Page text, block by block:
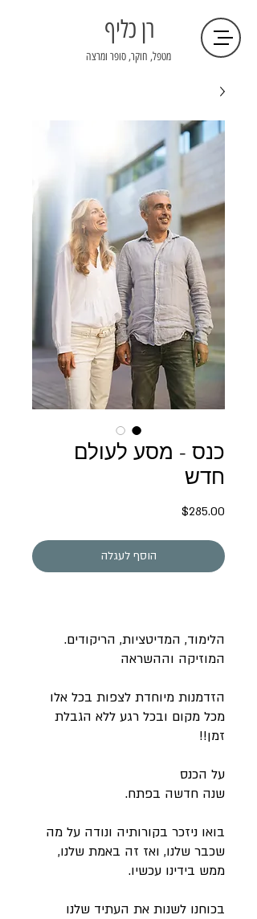
רן כליף
מטפל, חוקר, סופר ומרצה
כנס - מסע לעולם
חדש
$285.00מחיר
הוסף לעגלה
הלימוד, המדיטציות, הריקודים.
המוזיקה וההשראה
הזדמנות מיוחדת לצפות בכל אלו
מכל מקום ובכל רגע ללא הגבלת
זמן!!
על הכנס
שנה חדשה בפתח.
בואו ניזכר בקורותיה ונודה על מה
שכבר שלנו, ואז זה באמת שלנו,
ממש בידינו עכשיו.
בכוחנו לשנות את העתיד שלנו